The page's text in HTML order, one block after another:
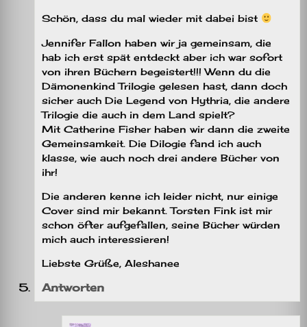
Schön, dass du mal wieder mit dabei bist
Jennifer Fallon haben wir ja gemeinsam, die
hab ich erst spät entdeckt aber ich war sofort
von ihren Büchern begeistert!!! Wenn du die
Dämonenkind Trilogie gelesen hast, dann doch
sicher auch Die Legend von Hythria, die andere
Trilogie die auch in dem Land spielt?
Mit Catherine Fisher haben wir dann die zweite
Gemeinsamkeit. Die Dilogie fand ich auch
klasse, wie auch noch drei andere Bücher von
ihr!
Die anderen kenne ich leider nicht, nur einige
Cover sind mir bekannt. Torsten Fink ist mir
schon öfter aufgefallen, seine Bücher würden
mich auch interessieren!
Liebste Grüße, Aleshanee
Antworten